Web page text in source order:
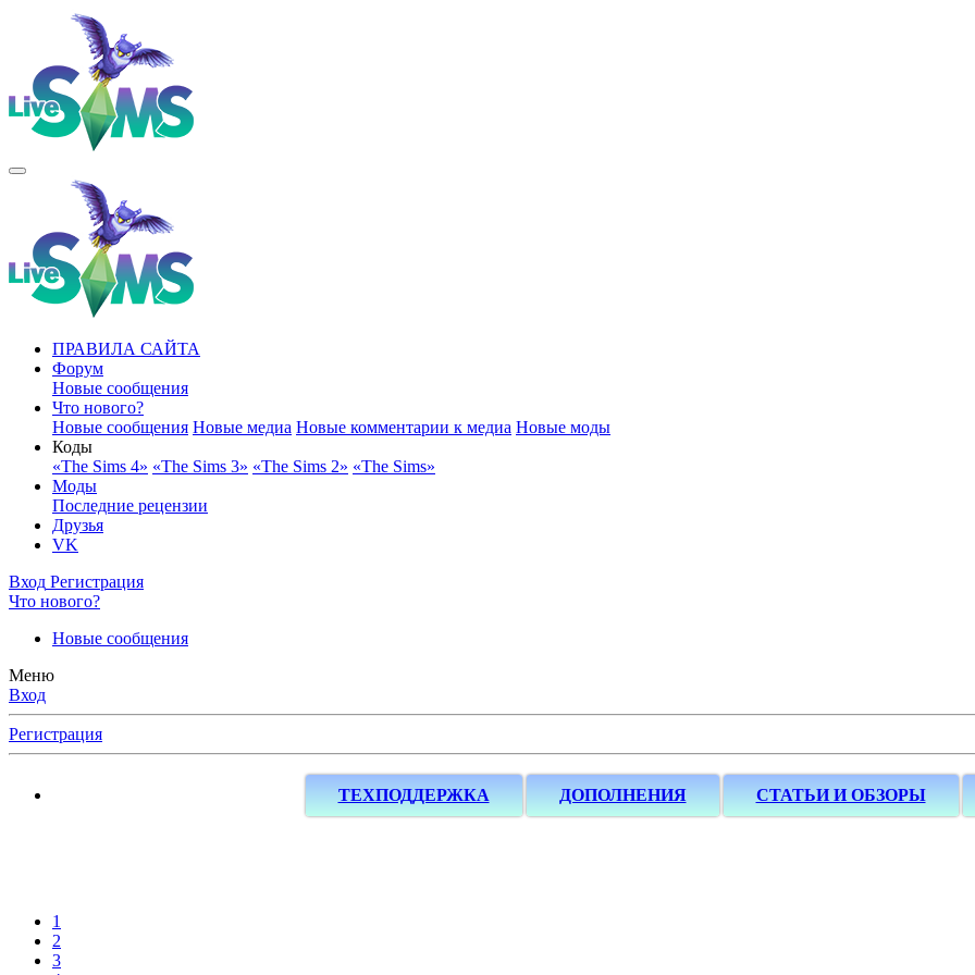
ПРАВИЛА САЙТА
Форум
Новые сообщения
Что нового?
Новые сообщения Новые медиа Новые комментарии к медиа Новые моды
Коды
«The Sims 4» «The Sims 3» «The Sims 2» «The Sims»
Моды
Последние рецензии
Друзья
VK
Вход Регистрация
Что нового?
Новые сообщения
Меню
Вход
Регистрация
ТЕХПОДДЕРЖКА ДОПОЛНЕНИЯ СТАТЬИ И ОБЗОРЫ
1
2
3